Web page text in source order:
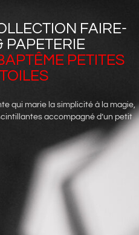
FAIRE-
PAPETERIE
PETITES
qui marie la simplicité à la magie,
accompagné d’un petit